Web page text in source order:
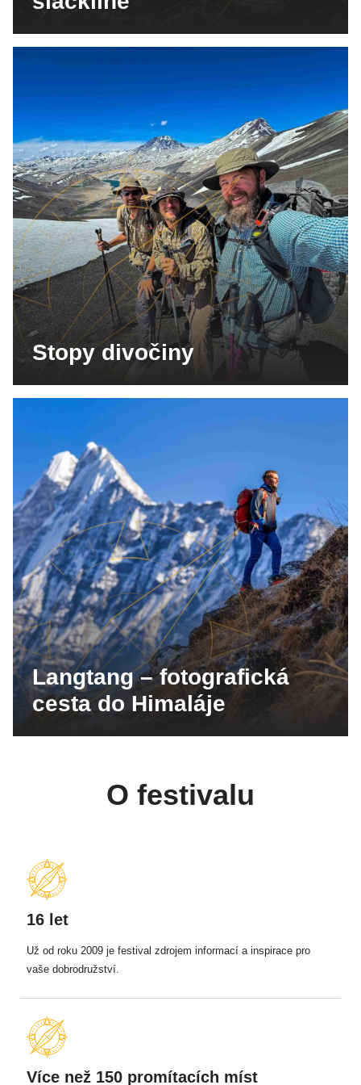
Stopy divočiny
Langtang – fotografická
cesta do Himaláje
O festivalu
16 let
Už od roku 2009 je festival zdrojem informací a inspirace pro
vaše dobrodružství.
Více než 150 promítacích míst